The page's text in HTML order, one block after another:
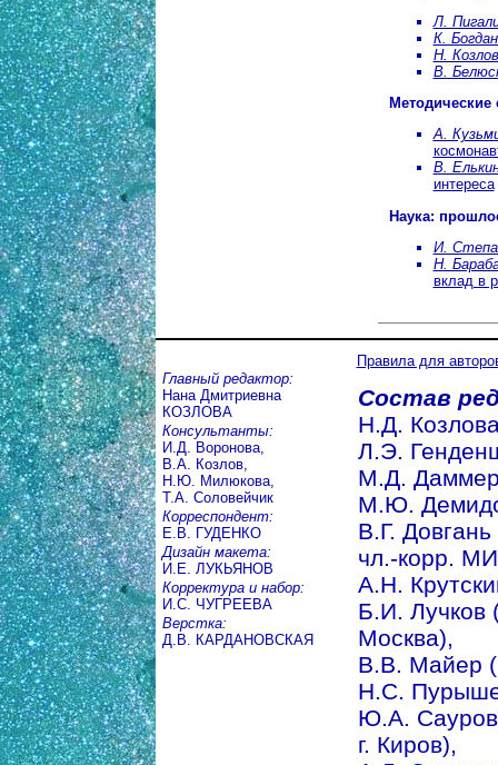
Л.
К.
Н.
В.
Методические
А.
В.
интереса
Наука:
И.
Н.
вклад в
Главный редактор:
Нана Дмитриевна
КОЗЛОВА
Консультанты:
И.Д. Воронова,
В.А. Козлов,
Н.Ю. Милюкова,
Т.А. Соловейчик
Корреспондент:
Е.В. ГУДЕНКО
Дизайн макета:
И.Е. ЛУКЬЯНОВ
Корректура и набор:
И.С. ЧУГРЕЕВА
Верстка:
Д.В. КАРДАНОВСКАЯ
Правила для
Состав
Н.Д.
Л.Э.
М.Д. Даммер
М.Ю.
В.Г.
чл.-корр.
А.Н.
Б.И.
Москва),
В.В. Майер
Н.С.
Ю.А. Сауров
г. Киров),